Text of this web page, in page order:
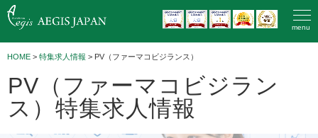
menu
HOME > 特集求人情報 > PV（ファーマコビジランス）
PV（ファーマコビジラン
ス）特集求人情報